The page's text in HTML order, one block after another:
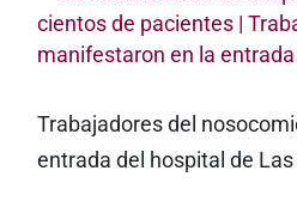
Trabajadores del
entrada del hospital de